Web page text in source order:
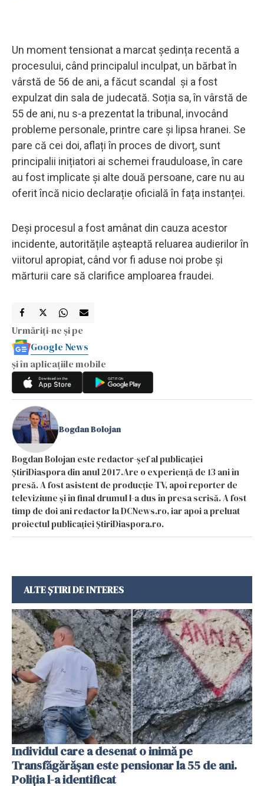
Un moment tensionat a marcat ședința recentă a
procesului, când principalul inculpat, un bărbat în
vârstă de 56 de ani, a făcut scandal și a fost
expulzat din sala de judecată. Soția sa, în vârstă de
55 de ani, nu s-a prezentat la tribunal, invocând
probleme personale, printre care și lipsa hranei. Se
pare că cei doi, aflați în proces de divorț, sunt
principalii inițiatori ai schemei frauduloase, în care
au fost implicate și alte două persoane, care nu au
oferit încă nicio declarație oficială în fața instanței.
Deși procesul a fost amânat din cauza acestor
incidente, autoritățile așteaptă reluarea audierilor în
viitorul apropiat, când vor fi aduse noi probe și
mărturii care să clarifice amploarea fraudei.
Urmăriți-ne și pe
Google News
și în aplicațiile mobile
Bogdan Bolojan
Bogdan Bolojan este redactor-șef al publicației
ȘtiriDiaspora din anul 2017.Are o experiență de 13 ani în
presă. A fost asistent de producție TV, apoi reporter de
televiziune și în final drumul l-a dus în presa scrisă. A fost
timp de doi ani redactor la DCNews.ro, iar apoi a preluat
proiectul publicației ȘtiriDiaspora.ro.
ALTE ȘTIRI DE INTERES
Individul care a desenat o inimă pe
Transfăgărășan este pensionar la 55 de ani.
Poliția l-a identificat